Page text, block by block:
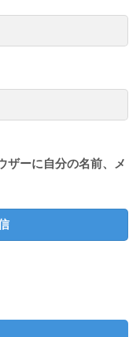
ザーに自分の名前、メ